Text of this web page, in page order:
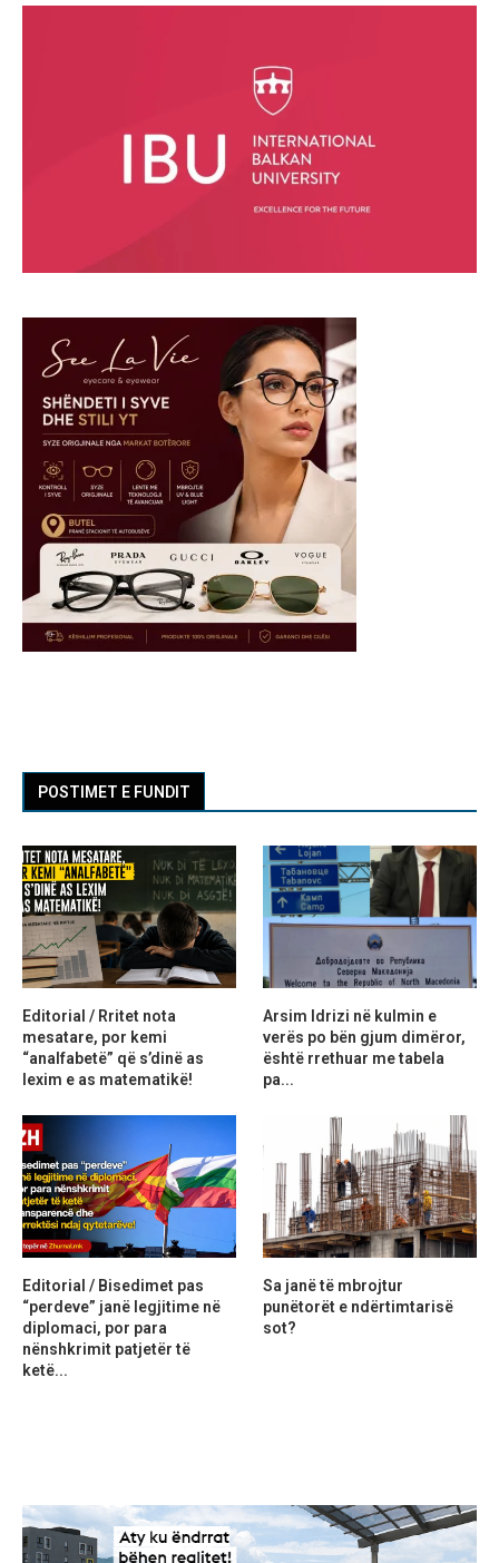
POSTIMET E FUNDIT
Editorial / Rritet nota
mesatare, por kemi
“analfabetë” që s’dinë as
lexim e as matematikë!
Arsim Idrizi në kulmin e
verës po bën gjum dimëror,
është rrethuar me tabela
pa...
Editorial / Bisedimet pas
“perdeve” janë legjitime në
diplomaci, por para
nënshkrimit patjetër të
ketë...
Sa janë të mbrojtur
punëtorët e ndërtimtarisë
sot?